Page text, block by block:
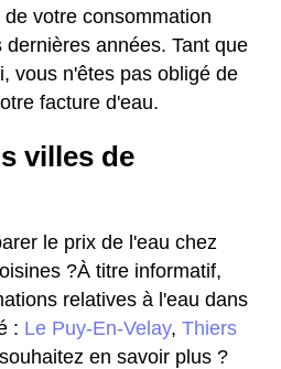
votre consommation
années. Tant que
vous n'êtes pas obligé de
facture d'eau.
villes de
le prix de l'eau chez
?À titre informatif,
relatives à l'eau dans
: Le Puy-En-Velay, Thiers
en savoir plus ?